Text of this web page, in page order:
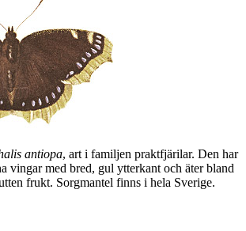
antiopa, art i familjen praktfjärilar. Den har
vingar med bred, gul ytterkant och äter bland
frukt. Sorgmantel finns i hela Sverige.